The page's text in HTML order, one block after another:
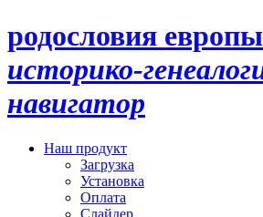
родословия европы
историко-
навигатор
Наш продукт
Загрузка
Установка
Оплата
Слайдер